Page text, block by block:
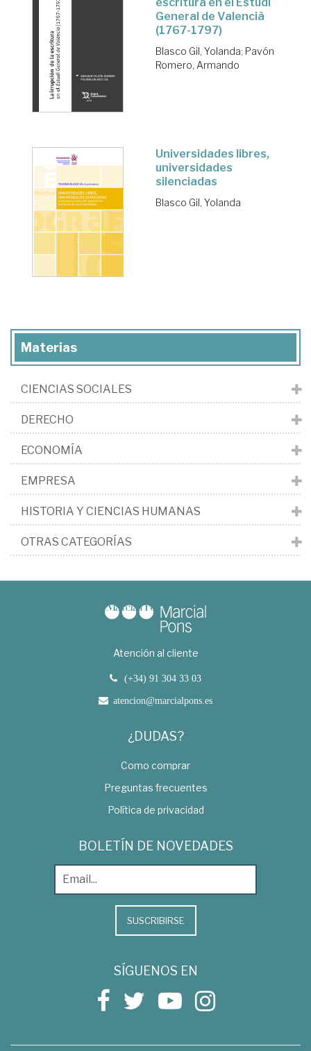
General de Valencià
(1767-1797)
Blasco Gil, Yolanda; Pavón
Romero, Armando
Universidades libres,
universidades
silenciadas
Blasco Gil, Yolanda
Materias
CIENCIAS SOCIALES
DERECHO
ECONOMÍA
EMPRESA
HISTORIA Y CIENCIAS HUMANAS
OTRAS CATEGORÍAS
Atención al cliente
(+34) 91 304 33 03
atencion@marcialpons.es
¿DUDAS?
Como comprar
Preguntas frecuentes
Política de privacidad
BOLETÍN DE NOVEDADES
SUSCRIBIRSE
SÍGUENOS EN